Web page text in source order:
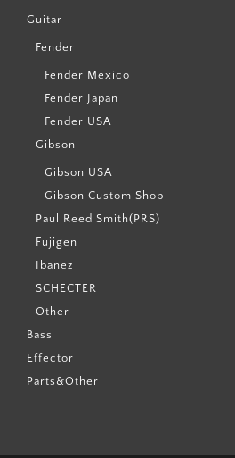
Guitar
Fender
Fender Mexico
Fender Japan
Fender USA
Gibson
Gibson USA
Gibson Custom Shop
Paul Reed Smith(PRS)
Fujigen
Ibanez
SCHECTER
Other
Bass
Effector
Parts&Other